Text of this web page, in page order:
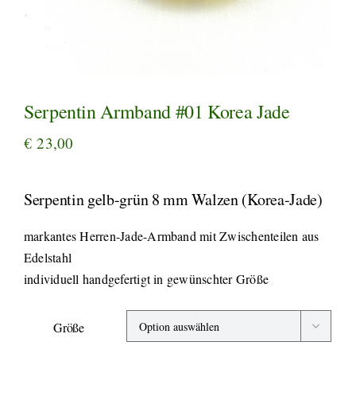
Serpentin Armband #01 Korea Jade
€ 23,00
Serpentin gelb-grün 8 mm Walzen (Korea-Jade)
markantes Herren-Jade-Armband mit Zwischenteilen aus
Edelstahl
individuell handgefertigt in gewünschter Größe
Größe 